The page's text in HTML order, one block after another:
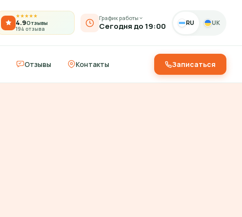
★★★★★
4.9Отзывы
194 отзыва
График работы
Сегодня до 19:00 RU UK
Отзывы Контакты Записаться